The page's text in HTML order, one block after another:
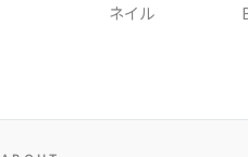
BIG RINGチョーカー